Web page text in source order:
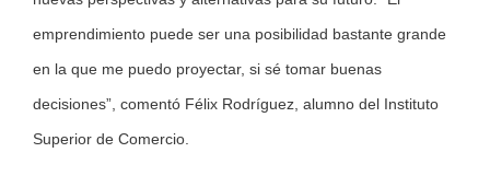
emprendimiento puede ser una posibilidad bastante grande
en la que me puedo proyectar, si sé tomar buenas
decisiones”, comentó Félix Rodríguez, alumno del Instituto
Superior de Comercio.